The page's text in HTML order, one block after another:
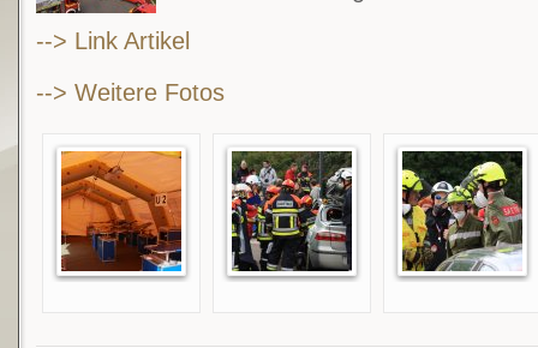
--> Link Artikel
--> Weitere Fotos